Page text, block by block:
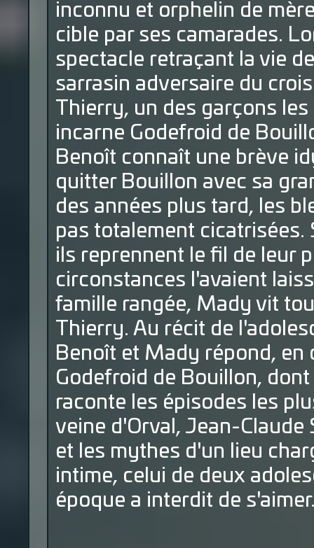
inconnu et orphelin de
cible par ses camarades.
spectacle retraçant la vie
sarrasin adversaire du
Thierry, un des garçons
incarne Godefroid de
Benoît connaît une brève
quitter Bouillon avec sa
des années plus tard, les
pas totalement cicatrisées.
ils reprennent le fil de leur
circonstances l'avaient
famille rangée, Mady vit
Thierry. Au récit de
Benoît et Mady répond, en
Godefroid de Bouillon,
raconte les épisodes les
veine d'Orval, Jean-Claude
et les mythes d'un lieu
intime, celui de deux
époque a interdit de